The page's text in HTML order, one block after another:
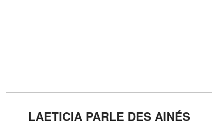
LAETICIA PARLE DES AINÉS